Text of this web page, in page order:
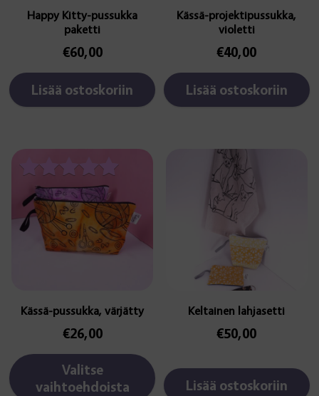
Happy Kitty-pussukka
paketti
€60,00
Lisää ostoskoriin
Kässä-projektipussukka,
violetti
€40,00
Lisää ostoskoriin
Kässä-pussukka, värjätty
Arvostelu
tuotteesta:
5.00
/ 5
€26,00
Valitse
vaihtoehdoista
Tällä
tuotteella
on
useampi
muunnelma.
Voit
tehdä
Keltainen lahjasetti
€50,00
Lisää ostoskoriin